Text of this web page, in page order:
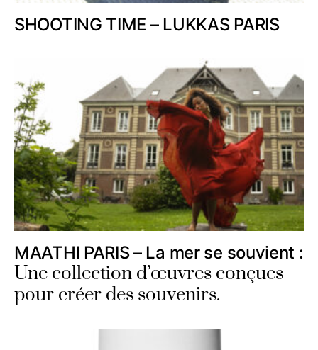
SHOOTING TIME – LUKKAS PARIS
MAATHI PARIS – La mer se souvient :
Une collection d’œuvres conçues
pour créer des souvenirs.